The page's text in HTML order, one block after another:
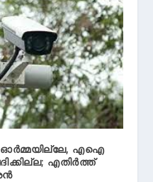
ഓർമ്മയില്ലേ, എഐ
എതിർത്ത്